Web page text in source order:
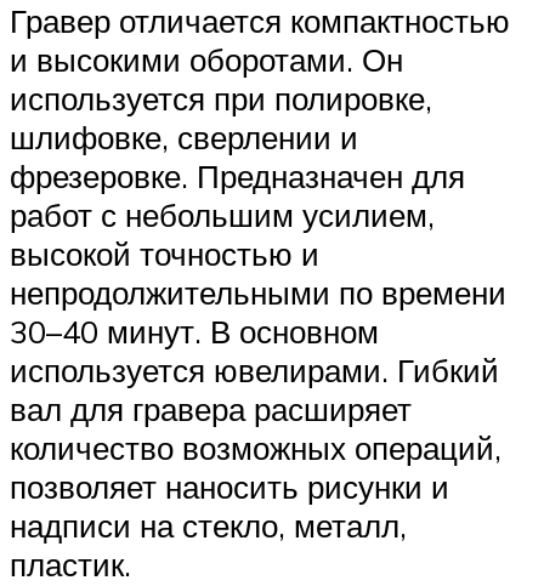
Гравер отличается компактностью
и высокими оборотами. Он
используется при полировке,
шлифовке, сверлении и
фрезеровке. Предназначен для
работ с небольшим усилием,
высокой точностью и
непродолжительными по времени
30–40 минут. В основном
используется ювелирами. Гибкий
вал для гравера расширяет
количество возможных операций,
позволяет наносить рисунки и
надписи на стекло, металл,
пластик.